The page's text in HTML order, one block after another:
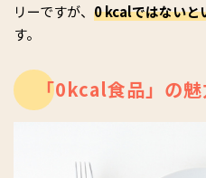
リーですが、 0 kcalではないと
す。
「0kcal食品」の